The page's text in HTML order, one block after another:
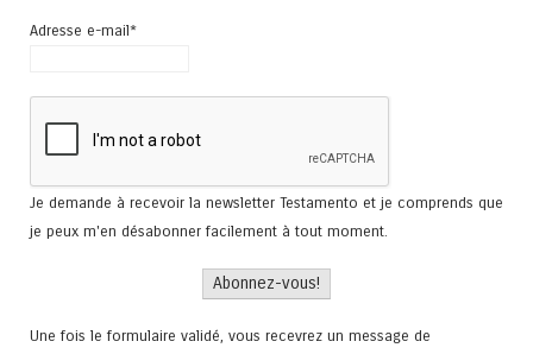
Adresse e-mail*
Je demande à recevoir la newsletter Testamento et je comprends que
je peux m'en désabonner facilement à tout moment.
Une fois le formulaire validé, vous recevrez un message de